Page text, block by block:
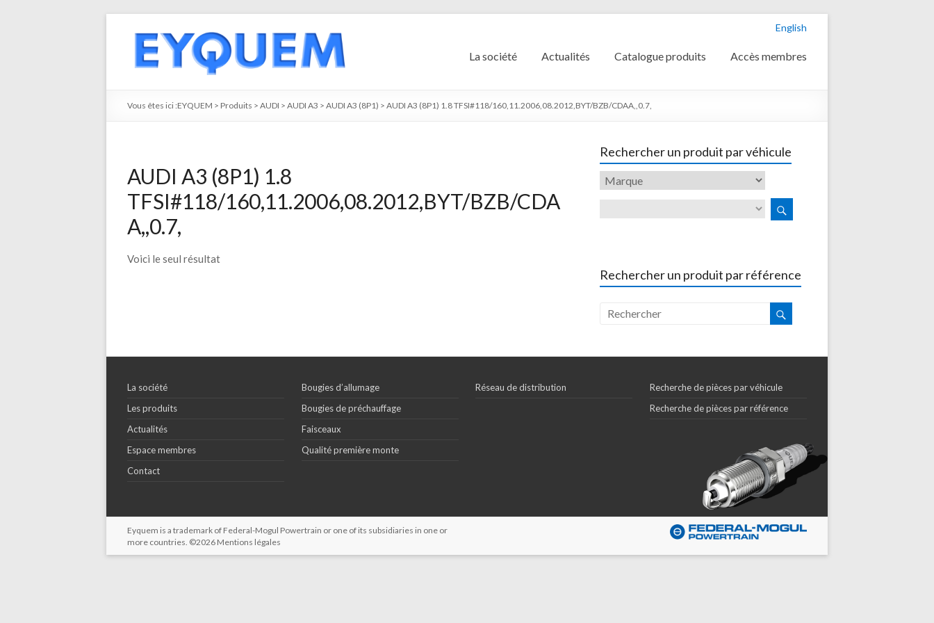
English
La société Actualités Catalogue produits Accès membres
Vous êtes ici :EYQUEM > Produits > AUDI > AUDI A3 > AUDI A3 (8P1) > AUDI A3 (8P1) 1.8 TFSI#118/160,11.2006,08.2012,BYT/BZB/CDAA,,0.7,
AUDI A3 (8P1) 1.8
TFSI#118/160,11.2006,08.2012,BYT/BZB/CDA
A,,0.7,
Voici le seul résultat
Rechercher un produit par véhicule
Rechercher un produit par référence
La société
Les produits
Actualités
Espace membres
Contact
Bougies d’allumage
Bougies de préchauffage
Faisceaux
Qualité première monte
Réseau de distribution
Recherche de pièces par véhicule
Recherche de pièces par référence
Eyquem is a trademark of Federal-Mogul Powertrain or one of its subsidiaries in one or
more countries. ©2026 Mentions légales